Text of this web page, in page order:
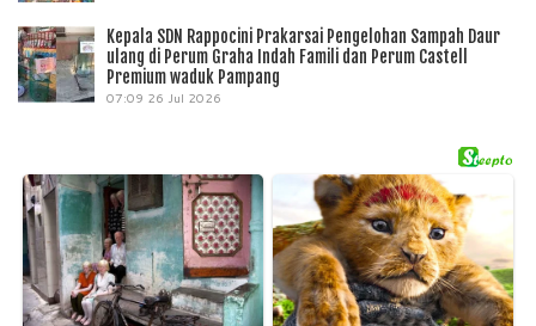
Kepala SDN Rappocini Prakarsai Pengelohan Sampah Daur
ulang di Perum Graha Indah Famili dan Perum Castell
Premium waduk Pampang
07:09 26 Jul 2026